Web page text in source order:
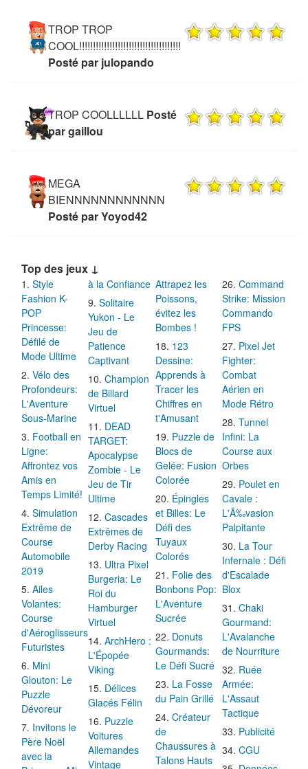
TROP TROP
COOL!!!!!!!!!!!!!!!!!!!!!!!!!!!!!!!!!!!!!
Posté par julopando
TROP COOLLLLLL Posté
par gaillou
MEGA
BIENNNNNNNNNNNN
Posté par Yoyod42
Top des jeux ↓
Style
Fashion K-
POP
Princesse:
Défilé de
Mode Ultime
Vélo des
Profondeurs:
L'Aventure
Sous-Marine
Football en
Ligne:
Affrontez vos
Amis en
Temps Limité!
Simulation
Extrême de
Course
Automobile
2019
Ailes
Volantes:
Course
d'Aéroglisseurs
Futuristes
Mini
Glouton: Le
Puzzle
Dévoreur
Invitons le
Père Noël
avec la
à la Confiance
Solitaire
Yukon - Le
Jeu de
Patience
Captivant
Champion
de Billard
Virtuel
DEAD
TARGET:
Apocalypse
Zombie - Le
Jeu de Tir
Ultime
Cascades
Extrêmes de
Derby Racing
Ultra Pixel
Burgeria: Le
Roi du
Hamburger
Virtuel
ArchHero :
L'Épopée
Viking
Délices
Glacés Félin
Puzzle
Voitures
Allemandes
Vintage
Attrapez les
Poissons,
évitez les
Bombes !
123
Dessine:
Apprends à
Tracer les
Chiffres en
t'Amusant
Puzzle de
Blocs de
Gelée: Fusion
Colorée
Épingles
et Billes: Le
Défi des
Tuyaux
Colorés
Folie des
Bonbons Pop:
L'Aventure
Sucrée
Donuts
Gourmands:
Le Défi Sucré
La Fosse
du Pain Grillé
Créateur
de
Chaussures à
Talons Hauts
Command
Strike: Mission
Commando
FPS
Pixel Jet
Fighter:
Combat
Aérien en
Mode Rétro
Tunnel
Infini: La
Course aux
Orbes
Poulet en
Cavale :
L'Ã‰vasion
Palpitante
La Tour
Infernale : Défi
d'Escalade
Blox
Chaki
Gourmand:
L'Avalanche
de Nourriture
Ruée
Armée:
L'Assaut
Tactique
Publicité
CGU